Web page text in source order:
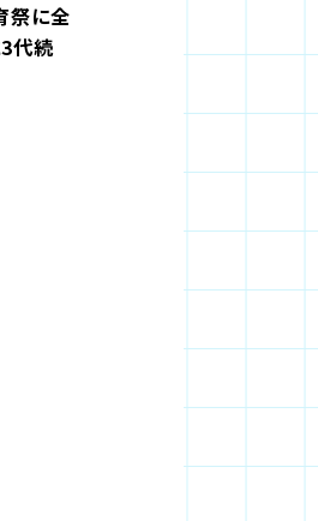
祭に全
代続